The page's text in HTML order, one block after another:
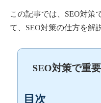
この記事では、SEO対策
て、SEO対策の仕方を解
SEO対策で重
目次